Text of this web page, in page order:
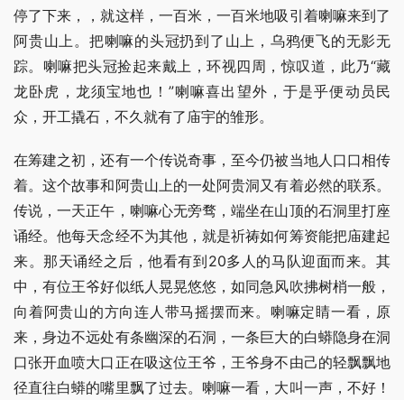
停了下来，，就这样，一百米，一百米地吸引着喇嘛来到了
阿贵山上。把喇嘛的头冠扔到了山上，乌鸦便飞的无影无
踪。喇嘛把头冠捡起来戴上，环视四周，惊叹道，此乃“藏
龙卧虎，龙须宝地也！”喇嘛喜出望外，于是乎便动员民
众，开工撬石，不久就有了庙宇的雏形。
在筹建之初，还有一个传说奇事，至今仍被当地人口口相传
着。这个故事和阿贵山上的一处阿贵洞又有着必然的联系。
传说，一天正午，喇嘛心无旁骛，端坐在山顶的石洞里打座
诵经。他每天念经不为其他，就是祈祷如何筹资能把庙建起
来。那天诵经之后，他看有到20多人的马队迎面而来。其
中，有位王爷好似纸人晃晃悠悠，如同急风吹拂树梢一般，
向着阿贵山的方向连人带马摇摆而来。喇嘛定睛一看，原
来，身边不远处有条幽深的石洞，一条巨大的白蟒隐身在洞
口张开血喷大口正在吸这位王爷，王爷身不由己的轻飘飘地
径直往白蟒的嘴里飘了过去。喇嘛一看，大叫一声，不好！